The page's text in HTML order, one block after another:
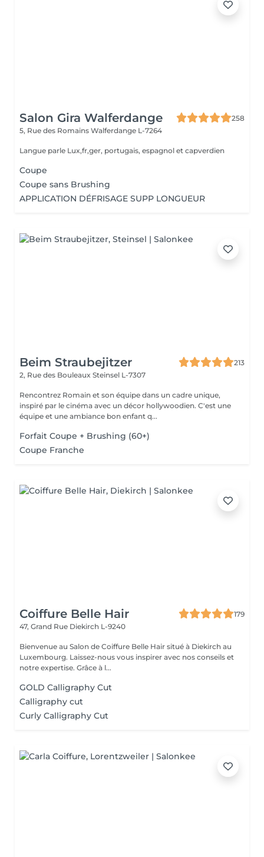
Salon Gira Walferdange
258
5, Rue des Romains Walferdange L-7264
Langue parle Lux,fr,ger, portugais, espagnol et capverdien
Coupe
Coupe sans Brushing
APPLICATION DÉFRISAGE SUPP LONGUEUR
Beim Straubejitzer
213
2, Rue des Bouleaux Steinsel L-7307
Rencontrez Romain et son équipe dans un cadre unique,
inspiré par le cinéma avec un décor hollywoodien. C'est une
équipe et une ambiance bon enfant q...
Forfait Coupe + Brushing (60+)
Coupe Franche
Coiffure Belle Hair
179
47, Grand Rue Diekirch L-9240
Bienvenue au Salon de Coiffure Belle Hair situé à Diekirch au
Luxembourg. Laissez-nous vous inspirer avec nos conseils et
notre expertise. Grâce à l...
GOLD Calligraphy Cut
Calligraphy cut
Curly Calligraphy Cut